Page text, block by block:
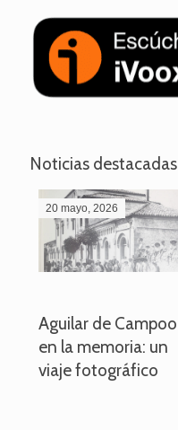
Noticias destacadas
20 mayo, 2026
Aguilar de Campoo
en la memoria: un
viaje fotográfico